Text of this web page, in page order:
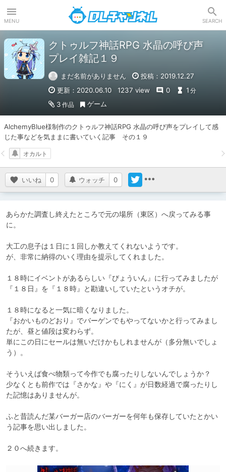
MENU SEARCH
クトゥルフ神話RPG 水晶の呼び声
プレイ雑記１９
まだ名前がありません
投稿：2019.12.27
更新：2020.06.10
1237 view 0 1 分
3 作品 ゲーム
AlchemyBlue様制作のクトゥルフ神話RPG 水晶の呼び声をプレイして感
じた事などを気ままに書いていく記事　その１９
いいね 0 ウォッチ 0
オカルト
あらかた調査し終えたところで元の場所（東区）へ戻ってみる事
に。
大工の息子は１日に１回しか教えてくれないようです。
が、非常に納得のいく理由を提示してくれました。
１８時にイベントがあるらしい『びょういん』に行ってみましたが
『１８日』を『１８時』と勘違いしていたというオチが。
１８時になると一気に暗くなりました。
『おかいものどおり』でバーゲンでもやってないかと行ってみまし
たが、昼と値段は変わらず。
単にこの日にセールは無いだけかもしれませんが（多分無いでしょ
う）。
そういえば食べ物類って今作でも腐ったりしないんでしょうか？
少なくとも前作では『さかな』や『にく』が日数経過で腐ったりし
た記憶はありませんが。
ふと昔読んだ某バーガー店のバーガーを何年も保存していたとかい
う記事を思い出しました。
２０へ続きます。